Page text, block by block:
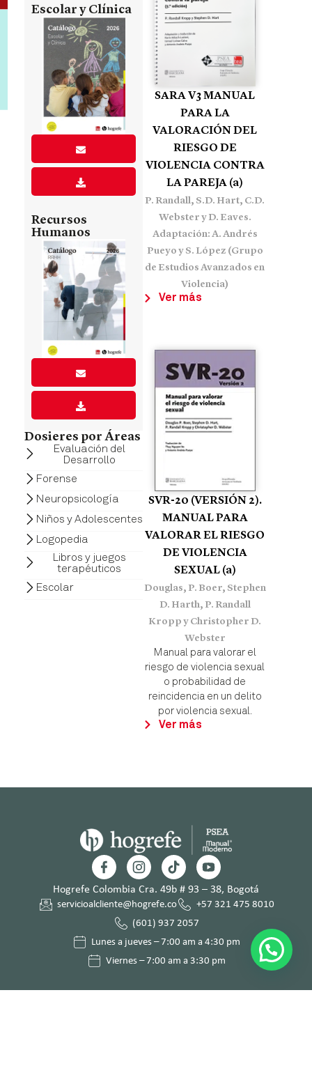
Escolar y Clínica
Recursos
Humanos
Dosieres por Áreas
Evaluación del
Desarrollo
Forense
Neuropsicología
Niños y Adolescentes
Logopedia
Libros y juegos
terapéuticos
Escolar
SARA V3 MANUAL
PARA LA
VALORACIÓN DEL
RIESGO DE
VIOLENCIA CONTRA
LA PAREJA (a)
P. Randall, S.D. Hart, C.D.
Webster y D. Eaves.
Adaptación: A. Andrés
Pueyo y S. López (Grupo
de Estudios Avanzados en
Violencia)
Ver más
SVR-20 (VERSIÓN 2).
MANUAL PARA
VALORAR EL RIESGO
DE VIOLENCIA
SEXUAL (a)
Douglas, P. Boer, Stephen
D. Harth, P. Randall
Kropp y Christopher D.
Webster
Manual para valorar el
riesgo de violencia sexual
o probabilidad de
reincidencia en un delito
por violencia sexual.
Ver más
Hogrefe Colombia Cra. 49b # 93 – 38, Bogotá
servicioalcliente@hogrefe.co
+57 321 475 8010
(601) 937 2057
Lunes a jueves – 7:00 am a 4:30 pm
Viernes – 7:00 am a 3:30 pm